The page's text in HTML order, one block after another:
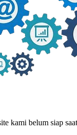
kami belum siap